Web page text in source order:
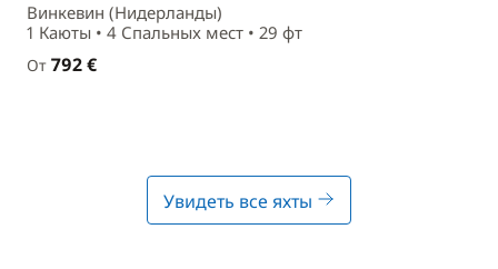
Винкевин (Нидерланды)
1 Каюты • 4 Спальныx мест • 29 фт
От 792 €
Увидеть все яхты